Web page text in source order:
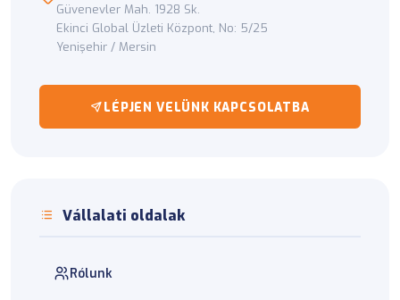
Güvenevler Mah. 1928 Sk.
Ekinci Global Üzleti Központ, No: 5/25
Yenişehir / Mersin
LÉPJEN VELÜNK KAPCSOLATBA
Vállalati oldalak
Rólunk